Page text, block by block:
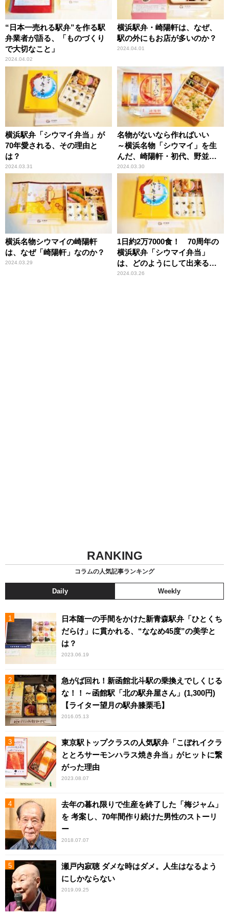
“日本一売れる駅弁”を作る駅
弁業者が語る、「ものづくり
で大切なこと」
2024.04.02
横浜駅弁・崎陽軒は、なぜ、
駅の外にもお店が多いのか？
2024.04.01
横浜駅弁「シウマイ弁当」が
70年愛される、その理由と
は？
2024.03.31
名物がないなら作ればいい
～横浜名物「シウマイ」を生
んだ、崎陽軒・初代、野並茂
吉の精神とは？
2024.03.30
横浜名物シウマイの崎陽軒
は、なぜ「崎陽軒」なのか？
2024.03.29
1日約2万7000食！ 70周年の
横浜駅弁「シウマイ弁当」
は、どのようにして出来るの
か？
2024.03.26
RANKING
コラムの人気記事ランキング
Daily Weekly
日本随一の手間をかけた新青森駅弁「ひとくち
だらけ」に貫かれる、“ななめ45度”の美学と
は？
2023.06.19
急がば回れ！新函館北斗駅の乗換えでしくじる
な！！～函館駅「北の駅弁屋さん」(1,300円)
【ライター望月の駅弁膝栗毛】
2016.05.13
東京駅トップクラスの人気駅弁「こぼれイクラ
ととろサーモンハラス焼き弁当」がヒットに繋
がった理由
2023.08.07
去年の暮れ限りで生産を終了した「梅ジャム」
を 考案し、70年間作り続けた男性のストーリ
ー
2018.07.07
瀬戸内寂聴 ダメな時はダメ。人生はなるよう
にしかならない
2019.09.25